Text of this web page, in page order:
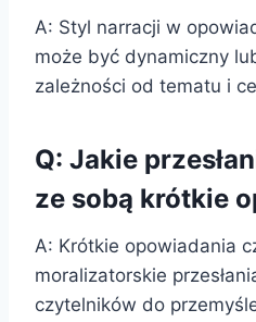
A: Styl narracji w
może być dynamiczny
zależności od tematu i
Q: Jakie
ze sobą krótkie
A: Krótkie opowiadania
moralizatorskie
czytelników do